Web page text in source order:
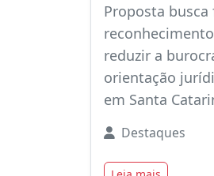
Proposta
reduzir a
orientação
em Santa
Destaques